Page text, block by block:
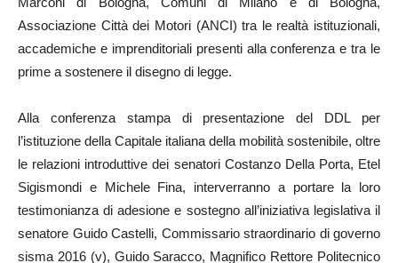
Associazione Città dei Motori (ANCI) tra le realtà istituzionali,
accademiche e imprenditoriali presenti alla conferenza e tra le
prime a sostenere il disegno di legge.
Alla conferenza stampa di presentazione del DDL per
l’istituzione della Capitale italiana della mobilità sostenibile, oltre
le relazioni introduttive dei senatori Costanzo Della Porta, Etel
Sigismondi e Michele Fina, interverranno a portare la loro
testimonianza di adesione e sostegno all’iniziativa legislativa il
senatore Guido Castelli, Commissario straordinario di governo
sisma 2016 (v), Guido Saracco, Magnifico Rettore Politecnico